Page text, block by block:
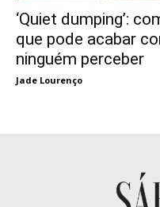
‘Quiet dumping’:
que pode acabar
ninguém perceber
Jade Lourenço